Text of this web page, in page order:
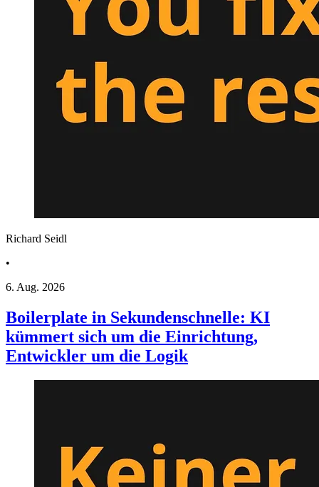
Richard Seidl
•
6. Aug. 2026
Boilerplate in Sekundenschnelle: KI
kümmert sich um die Einrichtung,
Entwickler um die Logik